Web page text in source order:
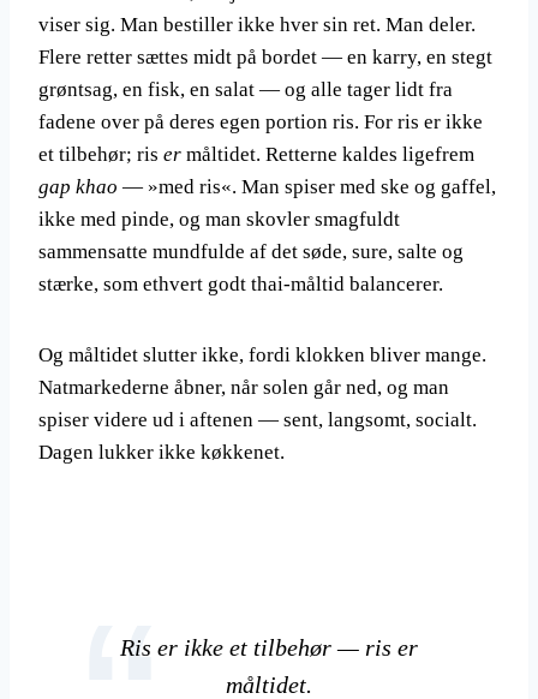
viser sig. Man bestiller ikke hver sin ret. Man deler.
Flere retter sættes midt på bordet — en karry, en stegt
grøntsag, en fisk, en salat — og alle tager lidt fra
fadene over på deres egen portion ris. For ris er ikke
et tilbehør; ris er måltidet. Retterne kaldes ligefrem
gap khao — »med ris«. Man spiser med ske og gaffel,
ikke med pinde, og man skovler smagfuldt
sammensatte mundfulde af det søde, sure, salte og
stærke, som ethvert godt thai-måltid balancerer.
Og måltidet slutter ikke, fordi klokken bliver mange.
Natmarkederne åbner, når solen går ned, og man
spiser videre ud i aftenen — sent, langsomt, socialt.
Dagen lukker ikke køkkenet.
Ris er ikke et tilbehør — ris er
måltidet.